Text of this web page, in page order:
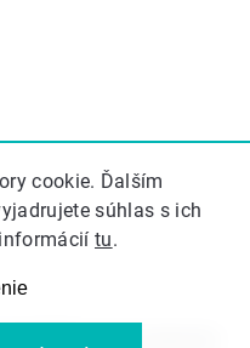
cookie. Ďalším
súhlas s ich
tu.